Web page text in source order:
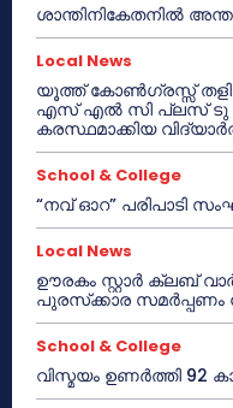
ശാന്തിനികേതനിൽ
Local News
യൂത്ത് കോൺഗ്രസ്സ്
എസ് എൽ സി പ്ലസ് ടു
കരസ്ഥമാക്കിയ
School & College
“നവ് ഓറ” പരിപാടി
Local News
ഊരകം സ്റ്റാർ ക്ലബ്
പുരസ്‌ക്കാര സമർപ്പണം
School & College
വിസ്മയം ഉണർത്തി 92